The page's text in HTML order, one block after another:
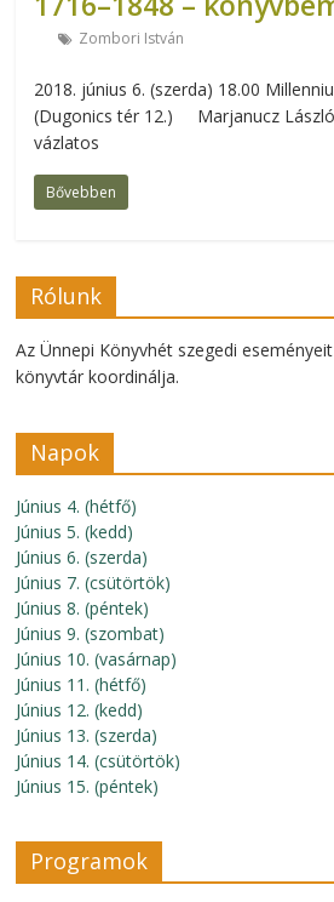
Zombori István
2018. június 6. (szerda) 18.00
(Dugonics tér 12.) Marjanucz
vázlatos
Bővebben
Rólunk
Az Ünnepi Könyvhét szegedi
könyvtár koordinálja.
Napok
Június 4. (hétfő)
Június 5. (kedd)
Június 6. (szerda)
Június 7. (csütörtök)
Június 8. (péntek)
Június 9. (szombat)
Június 10. (vasárnap)
Június 11. (hétfő)
Június 12. (kedd)
Június 13. (szerda)
Június 14. (csütörtök)
Június 15. (péntek)
Programok